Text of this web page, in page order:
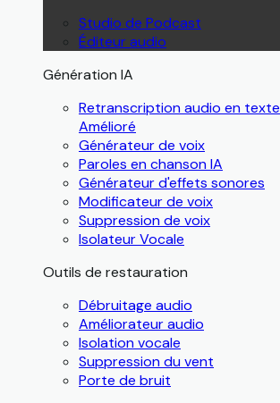
Studio de Podcast
Éditeur audio
Génération IA
Retranscription audio en texte
Amélioré
Générateur de voix
Paroles en chanson IA
Générateur d'effets sonores
Modificateur de voix
Suppression de voix
Isolateur Vocale
Outils de restauration
Débruitage audio
Améliorateur audio
Isolation vocale
Suppression du vent
Porte de bruit